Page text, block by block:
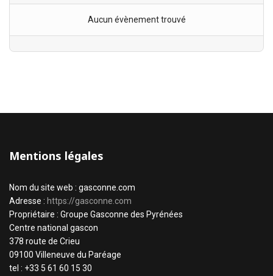
Aucun évènement trouvé
Mentions légales
Nom du site web : gasconne.com
Adresse : https://gasconne.com
Propriétaire : Groupe Gasconne des Pyrénées
Centre national gascon
378 route de Crieu
09100 Villeneuve du Paréage
tel : +33 5 61 60 15 30